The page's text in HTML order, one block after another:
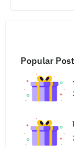
Popular Post